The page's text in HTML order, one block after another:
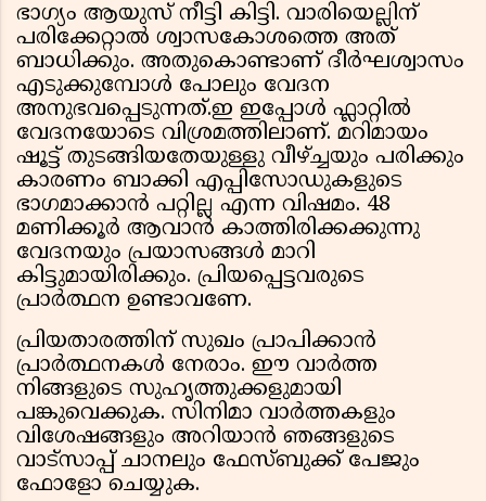
ഭാഗ്യം ആയുസ് നീട്ടി കിട്ടി. വാരിയെല്ലിന്
പരിക്കേറ്റാൽ ശ്വാസകോശത്തെ അത്
ബാധിക്കും. അതുകൊണ്ടാണ് ദീർഘശ്വാസം
എടുക്കുമ്പോൾ പോലും വേദന
അനുഭവപ്പെടുന്നത്.ഇ ഇപ്പോൾ ഫ്ലാറ്റിൽ
വേദനയോടെ വിശ്രമത്തിലാണ്. മറിമായം
ഷൂട്ട് തുടങ്ങിയതേയുള്ളു വീഴ്ച്ചയും പരിക്കും
കാരണം ബാക്കി എപ്പിസോഡുകളുടെ
ഭാഗമാക്കാൻ പറ്റില്ല എന്ന വിഷമം. 48
മണിക്കൂർ ആവാൻ കാത്തിരിക്കക്കുന്നു
വേദനയും പ്രയാസങ്ങൾ മാറി
കിട്ടുമായിരിക്കും. പ്രിയപ്പെട്ടവരുടെ
പ്രാർത്ഥന ഉണ്ടാവണേ.
പ്രിയതാരത്തിന് സുഖം പ്രാപിക്കാൻ
പ്രാർത്ഥനകൾ നേരാം. ഈ വാർത്ത
നിങ്ങളുടെ സുഹൃത്തുക്കളുമായി
പങ്കുവെക്കുക. സിനിമാ വാർത്തകളും
വിശേഷങ്ങളും അറിയാൻ ഞങ്ങളുടെ
വാട്സാപ്പ് ചാനലും ഫേസ്ബുക്ക് പേജും
ഫോളോ ചെയ്യുക.